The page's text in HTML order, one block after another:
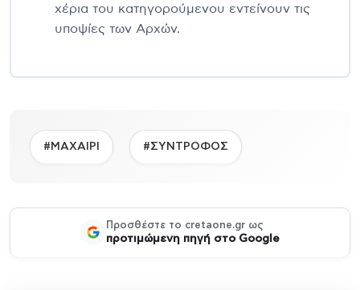
χέρια του κατηγορούμενου εντείνουν τις
υποψίες των Αρχών.
#ΜΑΧΑΙΡΙ #ΣΥΝΤΡΟΦΟΣ
Προσθέστε το cretaone.gr ως
προτιμώμενη πηγή στο Google